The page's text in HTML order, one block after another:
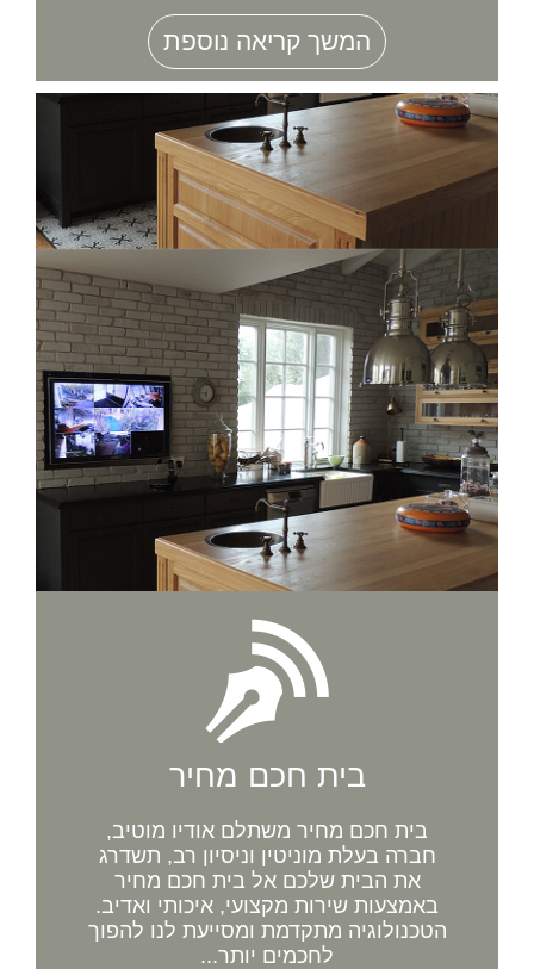
המשך קריאה נוספת
בית חכם מחיר
בית חכם מחיר משתלם אודיו מוטיב,
חברה בעלת מוניטין וניסיון רב, תשדרג
את הבית שלכם אל בית חכם מחיר
באמצעות שירות מקצועי, איכותי ואדיב.
הטכנולוגיה מתקדמת ומסייעת לנו להפוך
לחכמים יותר...